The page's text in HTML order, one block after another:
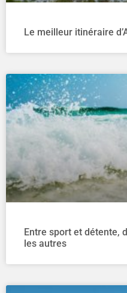
Le meilleur itinéraire
Entre sport et détente,
les autres